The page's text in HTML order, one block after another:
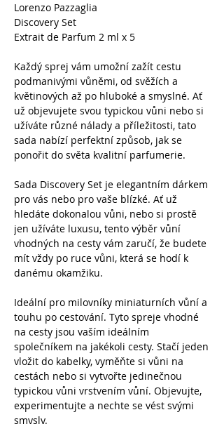
Lorenzo Pazzaglia
Discovery Set
Extrait de Parfum 2 ml x 5
Každý sprej vám umožní zažít cestu
podmanivými vůněmi, od svěžích a
květinových až po hluboké a smyslné. Ať
už objevujete svou typickou vůni nebo si
užíváte různé nálady a příležitosti, tato
sada nabízí perfektní způsob, jak se
ponořit do světa kvalitní parfumerie.
Sada Discovery Set je elegantním dárkem
pro vás nebo pro vaše blízké. Ať už
hledáte dokonalou vůni, nebo si prostě
jen užíváte luxusu, tento výběr vůní
vhodných na cesty vám zaručí, že budete
mít vždy po ruce vůni, která se hodí k
danému okamžiku.
Ideální pro milovníky miniaturních vůní a
touhu po cestování. Tyto spreje vhodné
na cesty jsou vaším ideálním
společníkem na jakékoli cesty. Stačí jeden
vložit do kabelky, vyměňte si vůni na
cestách nebo si vytvořte jedinečnou
typickou vůni vrstvením vůní. Objevujte,
experimentujte a nechte se vést svými
smysly.